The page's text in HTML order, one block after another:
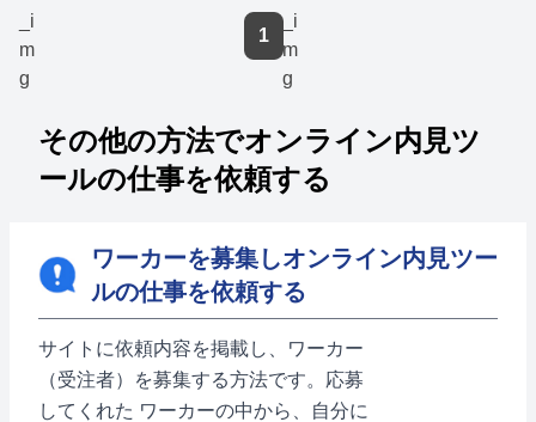
1
その他の方法でオンライン内見ツ
ールの仕事を依頼する
ワーカーを募集しオンライン内見ツー
ルの仕事を依頼する
サイトに依頼内容を掲載し、ワーカー
（受注者）を募集する方法です。応募
してくれた ワーカーの中から、自分に